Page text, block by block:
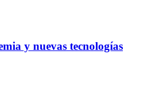
y nuevas tecnologías